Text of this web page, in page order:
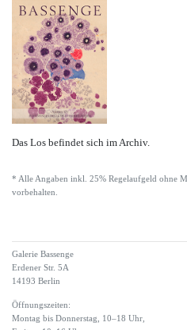
Das Los befindet sich im Archiv.
* Alle Angaben inkl. 25% Regelaufgeld ohne
vorbehalten.
Galerie Bassenge
Erdener Str. 5A
14193 Berlin
Öffnungszeiten:
Montag bis Donnerstag, 10–18 Uhr,